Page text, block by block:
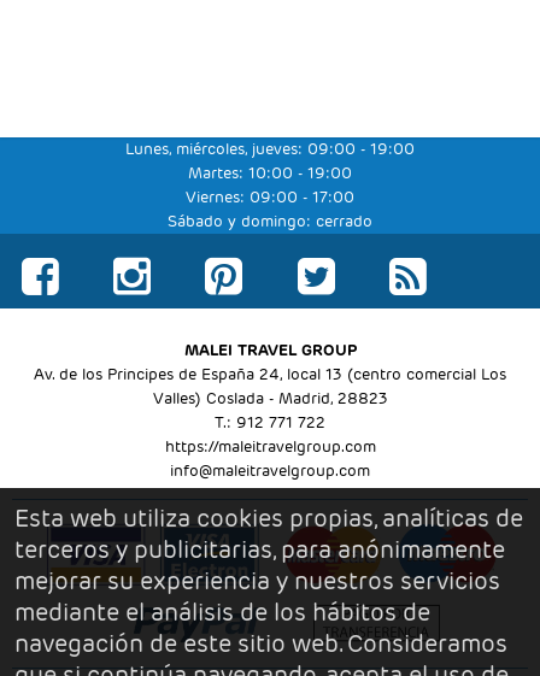
Lunes, miércoles, jueves: 09:00 - 19:00
Martes: 10:00 - 19:00
Viernes: 09:00 - 17:00
Sábado y domingo: cerrado
MALEI TRAVEL GROUP
Av. de los Principes de España 24, local 13 (centro comercial Los
Valles) Coslada - Madrid, 28823
T.: 912 771 722
https://maleitravelgroup.com
info@maleitravelgroup.com
Esta web utiliza cookies propias, analíticas de
terceros y publicitarias, para anónimamente
mejorar su experiencia y nuestros servicios
mediante el análisis de los hábitos de
navegación de este sitio web. Consideramos